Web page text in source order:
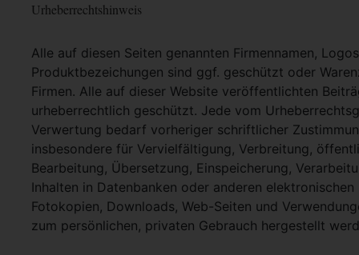
Urheberrechtshinweis
Alle auf diesen Seiten genannten Firmennamen,
Produktbezeichungen sind ggf. geschützt oder
Firmen. Alle auf dieser Website veröffentlichten
urheberrechtlich geschützt. Jede vom
Verwertung bedarf vorheriger schriftlicher
insbesondere für Vervielfältigung, Verbreitung,
Bearbeitung, Übersetzung, Einspeicherung,
Inhalten in Datenbanken oder anderen
Fotokopien, Downloads, Web-Seiten und
zum persönlichen, privaten Gebrauch hergestellt